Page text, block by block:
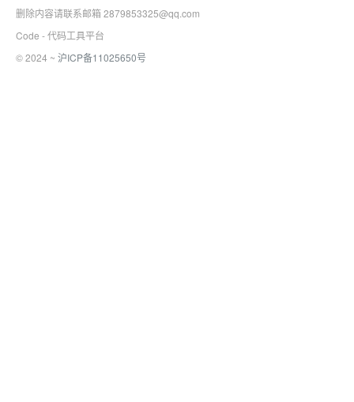
删除内容请联系邮箱 2879853325@qq.com
Code - 代码工具平台
© 2024 ~ 沪ICP备11025650号